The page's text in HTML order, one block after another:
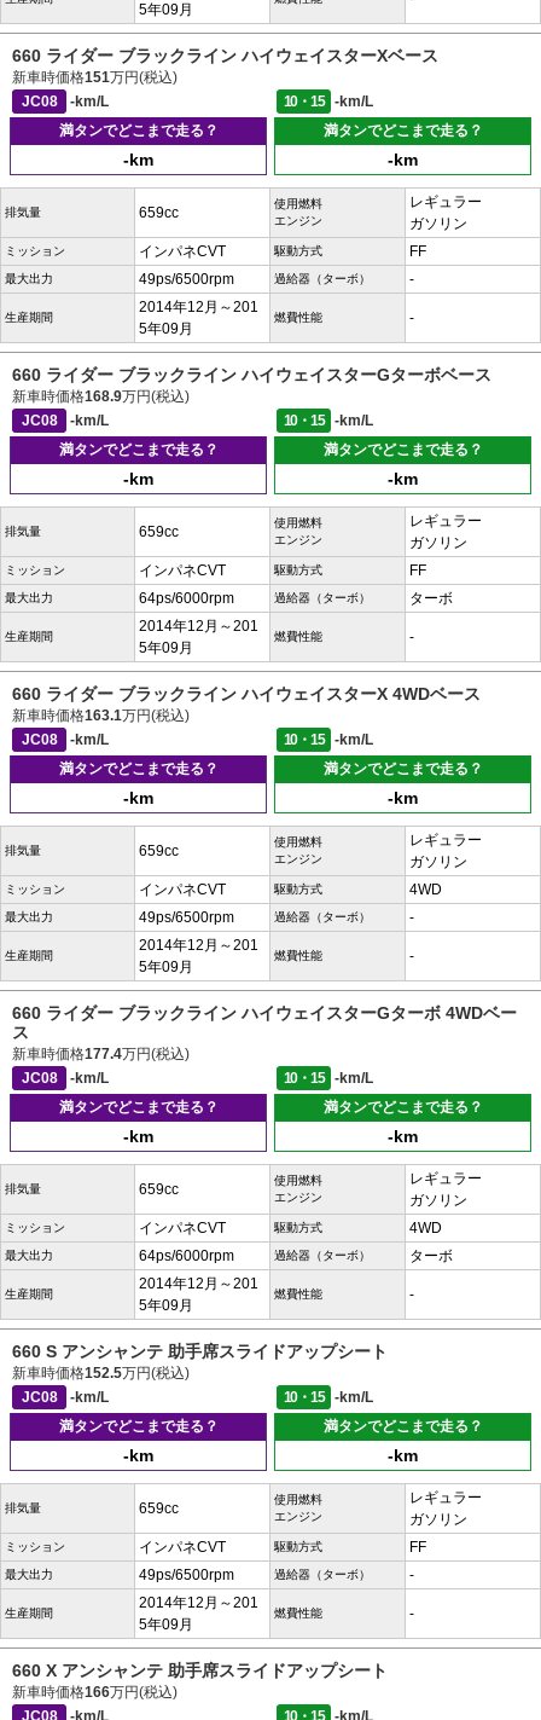
5年09月
660 ライダー ブラックライン ハイウェイスターXベース
新車時価格151万円(税込)
JC08
-km/L 10・15
-km/L
満タンでどこまで走る？
-km
満タンでどこまで走る？
-km
排気量 659cc
使用燃料
エンジン
レギュラー
ガソリン
ミッション インパネCVT 駆動方式 FF
最大出力 49ps/6500rpm 過給器（ターボ） -
生産期間
2014年12月～201
5年09月
燃費性能 -
660 ライダー ブラックライン ハイウェイスターGターボベース
新車時価格168.9万円(税込)
JC08
-km/L 10・15
-km/L
満タンでどこまで走る？
-km
満タンでどこまで走る？
-km
排気量 659cc
使用燃料
エンジン
レギュラー
ガソリン
ミッション インパネCVT 駆動方式 FF
最大出力 64ps/6000rpm 過給器（ターボ） ターボ
生産期間
2014年12月～201
5年09月
燃費性能 -
660 ライダー ブラックライン ハイウェイスターX 4WDベース
新車時価格163.1万円(税込)
JC08
-km/L 10・15
-km/L
満タンでどこまで走る？
-km
満タンでどこまで走る？
-km
排気量 659cc
使用燃料
エンジン
レギュラー
ガソリン
ミッション インパネCVT 駆動方式 4WD
最大出力 49ps/6500rpm 過給器（ターボ） -
生産期間
2014年12月～201
5年09月
燃費性能 -
660 ライダー ブラックライン ハイウェイスターGターボ 4WDベー
ス
新車時価格177.4万円(税込)
JC08
-km/L 10・15
-km/L
満タンでどこまで走る？
-km
満タンでどこまで走る？
-km
排気量 659cc
使用燃料
エンジン
レギュラー
ガソリン
ミッション インパネCVT 駆動方式 4WD
最大出力 64ps/6000rpm 過給器（ターボ） ターボ
生産期間
2014年12月～201
5年09月
燃費性能 -
660 S アンシャンテ 助手席スライドアップシート
新車時価格152.5万円(税込)
JC08
-km/L 10・15
-km/L
満タンでどこまで走る？
-km
満タンでどこまで走る？
-km
排気量 659cc
使用燃料
エンジン
レギュラー
ガソリン
ミッション インパネCVT 駆動方式 FF
最大出力 49ps/6500rpm 過給器（ターボ） -
生産期間
2014年12月～201
5年09月
燃費性能 -
660 X アンシャンテ 助手席スライドアップシート
新車時価格166万円(税込)